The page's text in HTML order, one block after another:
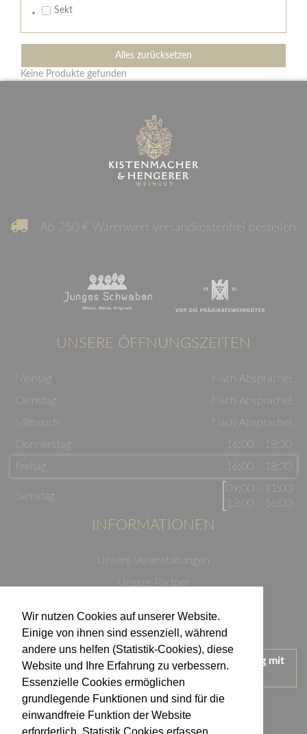
Wir nutzen Cookies auf unserer Website.
Einige von ihnen sind essenziell, während
andere uns helfen (Statistik-Cookies), diese
Website und Ihre Erfahrung zu verbessern.
Essenzielle Cookies ermöglichen
grundlegende Funktionen und sind für die
einwandfreie Funktion der Website
Sekt
Alles zurücksetzen
Keine Produkte gefunden
Ab 250 € Warenwert versandkostenfrei bestellen
UNSERE ÖFFNUNGSZEITEN
Montag
Nach Absprache!
Dienstag
Nach Absprache!
Mittwoch
Nach Absprache!
Donnerstag
16:00 - 18:30
Freitag
16:00 - 18:30
Samstag
09:00 - 11:00
13:00 - 16:00
INFORMATIONEN
Unsere Veranstaltungen
Unsere Partner
Impressum
Wir treten für einen verantwortungsvollen Umgang mit
Alkohol ein.
KONTAKT